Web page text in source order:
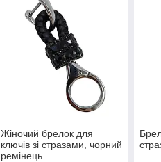
Жіночий брелок для
ключів зі стразами, чорний
ремінець